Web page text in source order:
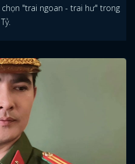
"trai ngoan - trai hư" trong